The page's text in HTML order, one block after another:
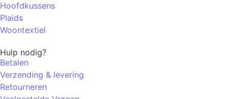
Hoofdkussens
Plaids
Woontextiel
Hulp nodig?
Betalen
Verzending & levering
Retourneren